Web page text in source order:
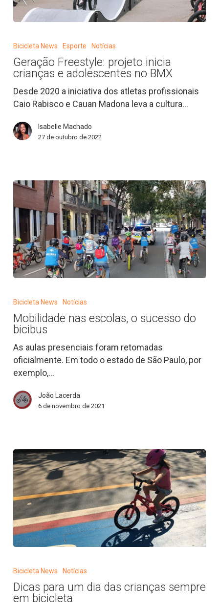
Freestyle:
inicia
crianças
e
adolescentes
BMX
Bicicleta News Esporte Notícias
Geração Freestyle: projeto inicia
crianças e adolescentes no BMX
Desde 2020 a iniciativa dos atletas profissionais
Caio Rabisco e Cauan Madona leva a cultura…
Isabelle Machado
27 de outubro de 2022
o
sucesso
do
bicibus
Bicicleta News Notícias
Mobilidade nas escolas, o sucesso do
bicibus
As aulas presenciais foram retomadas
oficialmente. Em todo o estado de São Paulo, por
exemplo,…
João Lacerda
6 de novembro de 2021
dia
das
Bicicleta News Notícias
Dicas para um dia das crianças sempre
em bicicleta